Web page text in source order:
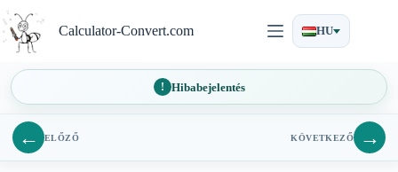
a
tartalomra
Calculator-Convert.com HU
Hibabejelentés
← ELŐZŐ KÖVETKEZŐ →